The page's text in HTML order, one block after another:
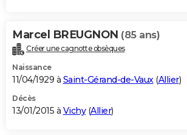
Marcel BREUGNON (85 ans)
Créer une cagnotte obsèques
Naissance
11/04/1929 à Saint-Gérand-de-Vaux(Allier)
Décès
13/01/2015 à Vichy(Allier)